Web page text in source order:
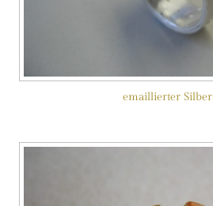
emaillierter